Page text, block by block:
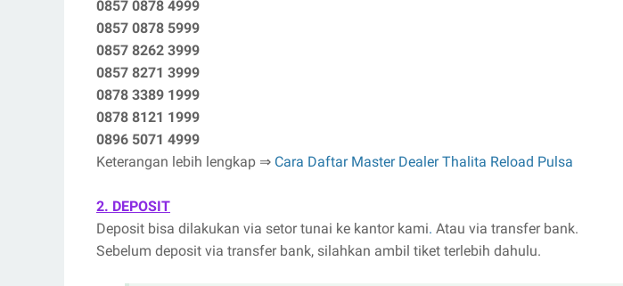
0857 0878 4999
0857 0878 5999
0857 8262 3999
0857 8271 3999
0878 3389 1999
0878 8121 1999
0896 5071 4999
Keterangan lebih lengkap ⇒ Cara Daftar Master Dealer Thalita Reload Pulsa
2. DEPOSIT
Deposit bisa dilakukan via setor tunai ke kantor kami. Atau via transfer bank.
Sebelum deposit via transfer bank, silahkan ambil tiket terlebih dahulu.